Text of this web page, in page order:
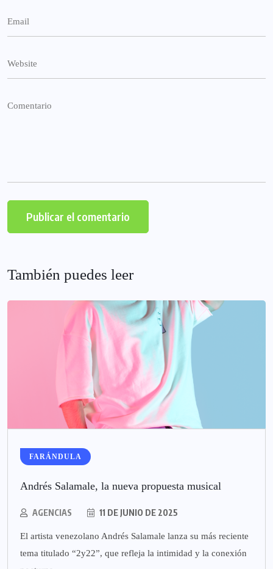
También puedes leer
FARÁNDULA
Andrés Salamale, la nueva propuesta musical
AGENCIAS 11 DE JUNIO DE 2025
El artista venezolano Andrés Salamale lanza su más reciente
tema titulado “2y22”, que refleja la intimidad y la conexión